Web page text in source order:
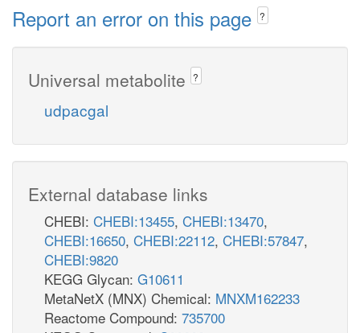
Report an error on this page ?
Universal metabolite ?
udpacgal
External database links
CHEBI: CHEBI:13455, CHEBI:13470,
CHEBI:16650, CHEBI:22112, CHEBI:57847,
CHEBI:9820
KEGG Glycan: G10611
MetaNetX (MNX) Chemical: MNXM162233
Reactome Compound: 735700